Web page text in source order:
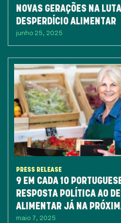
NOVAS GERAÇÕES NA
DESPERDÍCIO ALIMENTAR
junho 25, 2025
PRESS RELEASE
9 EM CADA 10
RESPOSTA POLÍTICA AO
ALIMENTAR JÁ NA
maio 7, 2025